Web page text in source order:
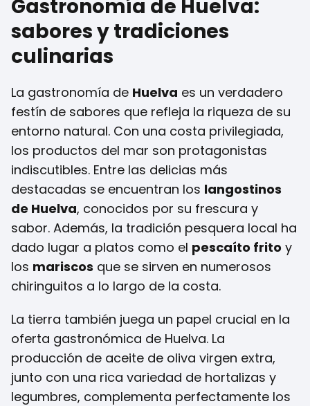
Gastronomía de Huelva:
sabores y tradiciones
culinarias
La gastronomía de Huelva es un verdadero
festín de sabores que refleja la riqueza de su
entorno natural. Con una costa privilegiada,
los productos del mar son protagonistas
indiscutibles. Entre las delicias más
destacadas se encuentran los langostinos
de Huelva, conocidos por su frescura y
sabor. Además, la tradición pesquera local ha
dado lugar a platos como el pescaíto frito y
los mariscos que se sirven en numerosos
chiringuitos a lo largo de la costa.
La tierra también juega un papel crucial en la
oferta gastronómica de Huelva. La
producción de aceite de oliva virgen extra,
junto con una rica variedad de hortalizas y
legumbres, complementa perfectamente los